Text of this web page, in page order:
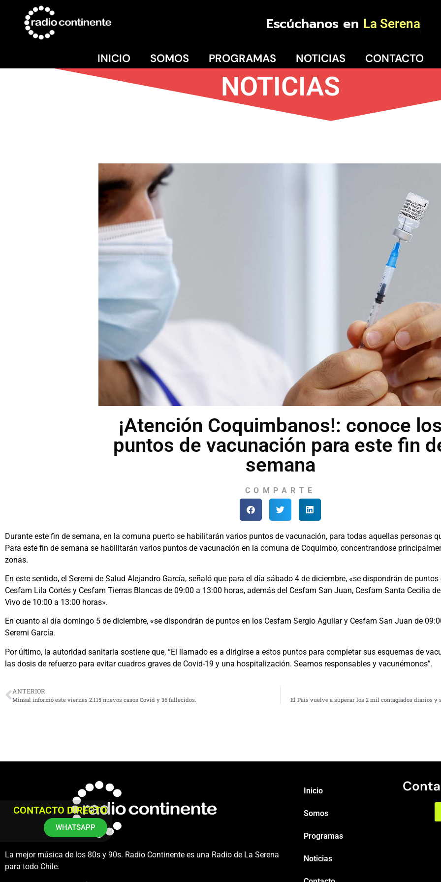
Escúchanos en La Serena
INICIO SOMOS PROGRAMAS NOTICIAS CONTACTO
NOTICIAS
¡Atención Coquimbanos!: conoce
puntos de vacunación para este fin
semana
COMPARTE
Durante este fin de semana, en la comuna puerto se habilitarán varios puntos de vacunación, para todas aquellas personas
Para este fin de semana se habilitarán varios puntos de vacunación en la comuna de Coquimbo, concentrandose
zonas.
En este sentido, el Seremi de Salud Alejandro García, señaló que para el día sábado 4 de diciembre, «se dispondrán de
Cesfam Lila Cortés y Cesfam Tierras Blancas de 09:00 a 13:00 horas, además del Cesfam San Juan, Cesfam Santa Cecilia
Vivo de 10:00 a 13:00 horas».
En cuanto al día domingo 5 de diciembre, «se dispondrán de puntos en los Cesfam Sergio Aguilar y Cesfam San Juan de
Seremi García.
Por último, la autoridad sanitaria sostiene que, “El llamado es a dirigirse a estos puntos para completar sus esquemas de
las dosis de refuerzo para evitar cuadros graves de Covid-19 y una hospitalización. Seamos responsables y vacunémonos”.
ANTERIOR
Minsal informó este viernes 2.115 nuevos casos Covid y 36 fallecidos. El País vuelve a superar los 2 mil contagiados diarios y
La mejor música de los 80s y 90s. Radio Continente es una Radio de La Serena
para todo Chile.
Inicio
Somos
Programas
Noticias
CONTACTO DIRECTO
WHATSAPP